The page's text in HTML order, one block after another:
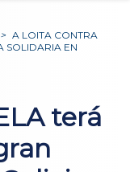
> A LOITA CONTRA
SOLIDARIA EN
terá